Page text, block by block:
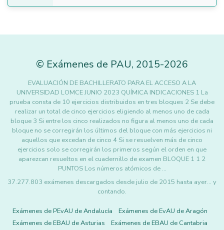
© Exámenes de PAU, 2015-2026
EVALUACIÓN DE BACHILLERATO PARA EL ACCESO A LA
UNIVERSIDAD LOMCE JUNIO 2023 QUÍMICA INDICACIONES 1 La
prueba consta de 10 ejercicios distribuidos en tres bloques 2 Se debe
realizar un total de cinco ejercicios eligiendo al menos uno de cada
bloque 3 Si entre los cinco realizados no figura al menos uno de cada
bloque no se corregirán los últimos del bloque con más ejercicios ni
aquellos que excedan de cinco 4 Si se resuelven más de cinco
ejercicios solo se corregirán los primeros según el orden en que
aparezcan resueltos en el cuadernillo de examen BLOQUE 1 1 2
PUNTOS Los números atómicos de …
37.277.803 exámenes descargados desde julio de 2015 hasta ayer... y
contando.
Exámenes de PEvAU de Andalucía
Exámenes de EvAU de Aragón
Exámenes de EBAU de Asturias
Exámenes de EBAU de Cantabria